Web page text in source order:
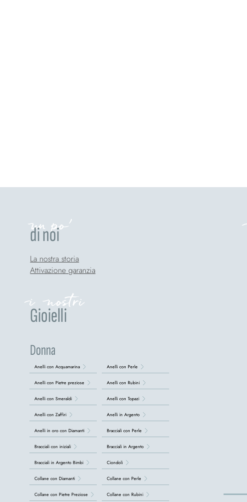
un po'
di noi
La nostra storia
Attivazione garanzia
Gioielli
i nostri
Donna
Anelli con Acquamarina
Anelli con Pietre preziose
Anelli con Smeraldi
Anelli con Zaffiri
Anelli in oro con Diamanti
Bracciali con iniziali
Bracciali in Argento Bimbi
Collane con Diamanti
Collane con Pietre Preziose
Anelli con Perle
Anelli con Rubini
Anelli con Topazi
Anelli in Argento
Bracciali con Perle
Bracciali in Argento
Ciondoli
Collane con Perle
Collane con Rubini